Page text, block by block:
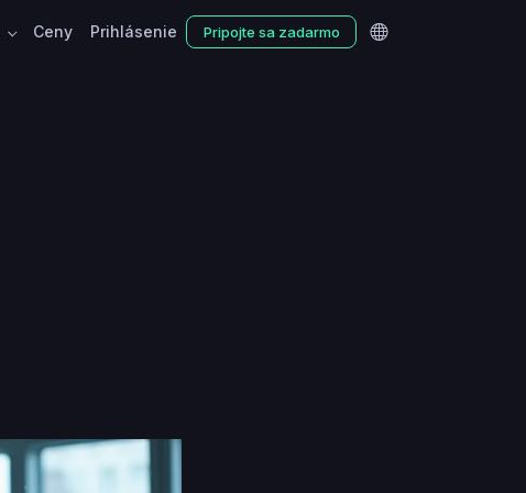
Ceny Prihlásenie Pripojte sa zadarmo